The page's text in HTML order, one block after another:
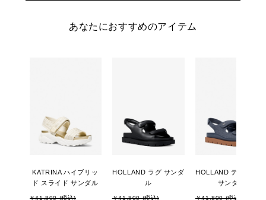
あなたにおすすめのアイテム
KATRINA ハイブリッ
ド スライド サンダル
￥41,800 (税込)
HOLLAND ラグ サンダ
ル
￥41,800 (税込)
HOLLAND デニム ラ
サンダル
￥41,800 (税込)